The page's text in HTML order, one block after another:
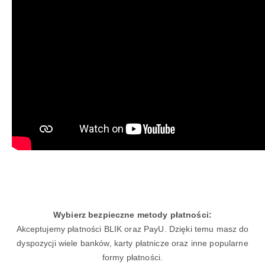
Wybierz bezpieczne metody płatności:
Akceptujemy płatności BLIK oraz PayU. Dzięki temu masz do
dyspozycji wiele banków, karty płatnicze oraz inne popularne
formy płatności.